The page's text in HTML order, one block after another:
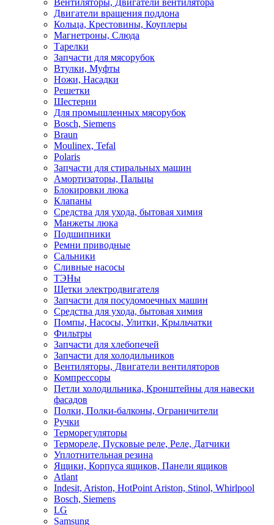
Вентиляторы, Двигатели вентилятора
Двигатели вращения поддона
Кольца, Крестовины, Коуплеры
Магнетроны, Слюда
Тарелки
Запчасти для мясорубок
Втулки, Муфты
Ножи, Насадки
Решетки
Шестерни
Для промышленных мясорубок
Bosch, Siemens
Braun
Moulinex, Tefal
Polaris
Запчасти для стиральных машин
Амортизаторы, Пальцы
Блокировки люка
Клапаны
Средства для ухода, бытовая химия
Манжеты люка
Подшипники
Ремни приводные
Сальники
Сливные насосы
ТЭНы
Щетки электродвигателя
Запчасти для посудомоечных машин
Средства для ухода, бытовая химия
Помпы, Насосы, Улитки, Крыльчатки
Фильтры
Запчасти для хлебопечей
Запчасти для холодильников
Вентиляторы, Двигатели вентиляторов
Компрессоры
Петли холодильника, Кронштейны для навески
фасадов
Полки, Полки-балконы, Ограничители
Ручки
Терморегуляторы
Термореле, Пусковые реле, Реле, Датчики
Уплотнительная резина
Ящики, Корпуса ящиков, Панели ящиков
Atlant
Indesit, Ariston, HotPoint Ariston, Stinol, Whirlpool
Bosch, Siemens
LG
Samsung